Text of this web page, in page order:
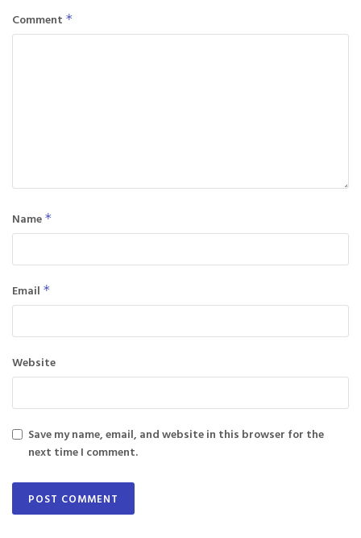
Comment *
Name *
Email *
Website
Save my name, email, and website in this browser for the
next time I comment.